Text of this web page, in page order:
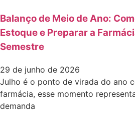
Balanço de Meio de Ano:
Estoque e Preparar a
Semestre
29 de junho de 2026
Julho é o ponto de virada do ano
farmácia, esse momento
demanda